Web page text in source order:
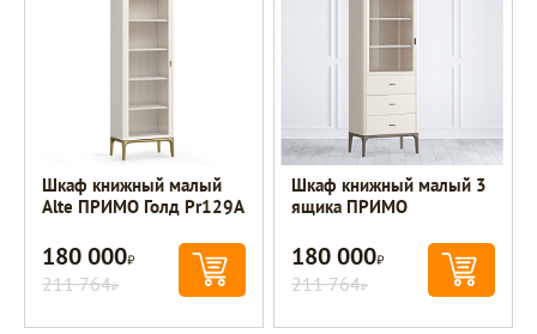
Шкаф книжный малый
Alte ПРИМО Голд Pr129A
180 000Р
211 764Р
Шкаф книжный малый 3
ящика ПРИМО
180 000Р
211 764Р